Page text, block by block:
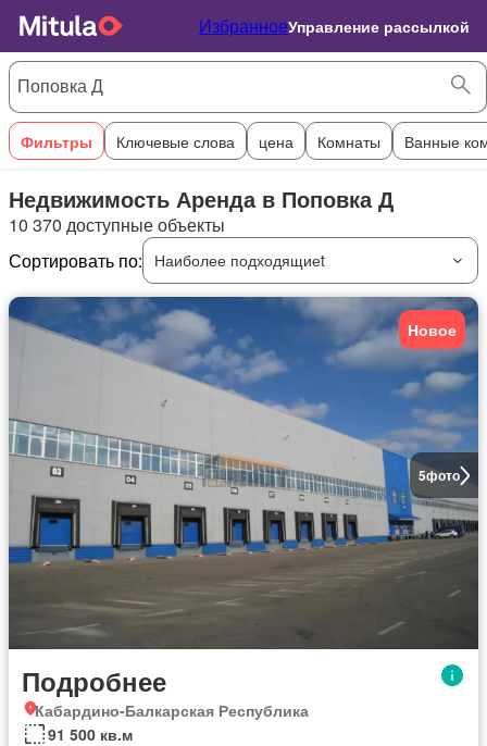
ИзбранноеУправление рассылкой
Фильтры Ключевые слова цена Комнаты Ванные
Недвижимость Аренда в Поповка Д
10 370 доступные объекты
Сортировать по:
Наиболее подходящиеt
5фото
Новое
Подробнее
Кабардино-Балкарская Республика
91 500 кв.м